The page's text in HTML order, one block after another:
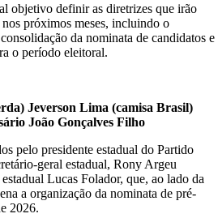
objetivo definir as diretrizes que irão
próximos meses, incluindo o
da nominata de candidatos e
o período eleitoral.
Jeverson Lima (camisa Brasil)
João Gonçalves Filho
pelo presidente estadual do Partido
geral estadual, Rony Argeu
Lucas Folador, que, ao lado da
a organização da nominata de pré-
2026.